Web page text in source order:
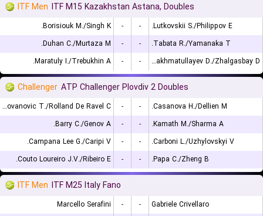
ITF Men ITF M15 Kazakhstan Astana, Doubles
Borisiouk M./Singh K. - -
Lutkovskii S./Philippov E.
Duhan C./Murtaza M.
- -
Tabata R./Yamanaka T.
Maratuly I./Trebukhin A.
- - Rakhmatullayev D./Zhalgasbay D.
Challenger ATP Challenger Plovdiv 2 Doubles
Radovanovic T./Rolland De Ravel C. - -
Casanova H./Dellien M.
Barry C./Genov A.
- -
Kamath M./Sharma A.
Campana Lee G./Caripi V.
- -
Carboni L./Uzhylovskyi V.
Couto Loureiro J.V./Ribeiro E.
- - Papa C./Zheng B.
ITF Men ITF M25 Italy Fano
Marcello Serafini - -
Gabriele Crivellaro